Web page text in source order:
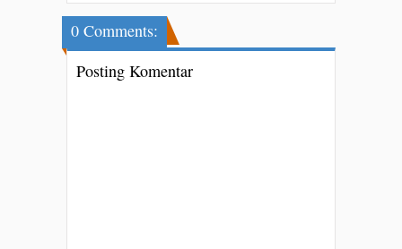
0 Comments:
Posting Komentar